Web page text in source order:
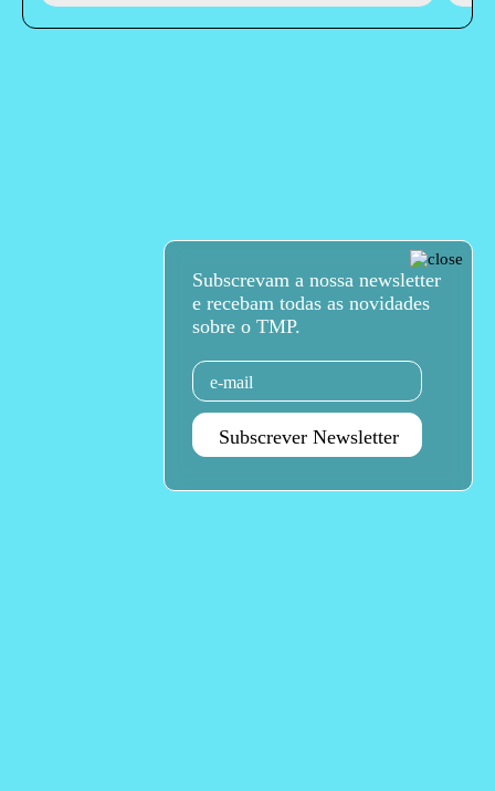
Subscrevam a nossa newsletter
e recebam todas as novidades
sobre o TMP.
Email
Subscrever Newsletter